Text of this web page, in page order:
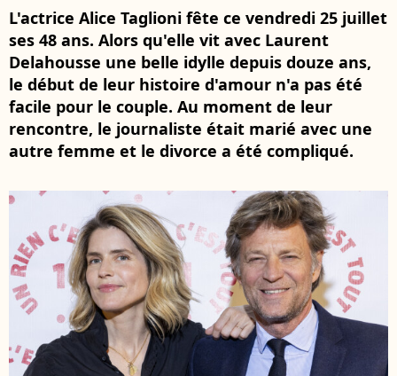
L'actrice Alice Taglioni fête ce vendredi 25 juillet
ses 48 ans. Alors qu'elle vit avec Laurent
Delahousse une belle idylle depuis douze ans,
le début de leur histoire d'amour n'a pas été
facile pour le couple. Au moment de leur
rencontre, le journaliste était marié avec une
autre femme et le divorce a été compliqué.